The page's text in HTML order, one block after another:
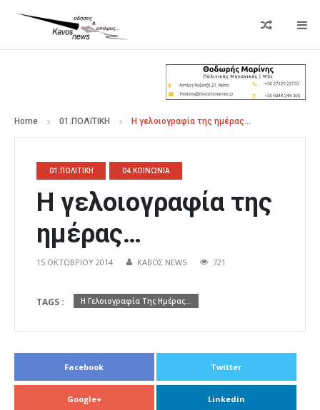
Home 01.ΠΟΛΙΤΙΚΗ Η γελοιογραφία της ημέρας…
01.ΠΟΛΙΤΙΚΗ 04.ΚΟΙΝΩΝΙΑ
Η γελοιογραφία της
ημέρας…
15 ΟΚΤΩΒΡΊΟΥ 2014 ΚΑΒΟΣ NEWS 721
TAGS : Η Γελοιογραφία Της Ημέρας...
Facebook Twitter
Google+ Linkedin